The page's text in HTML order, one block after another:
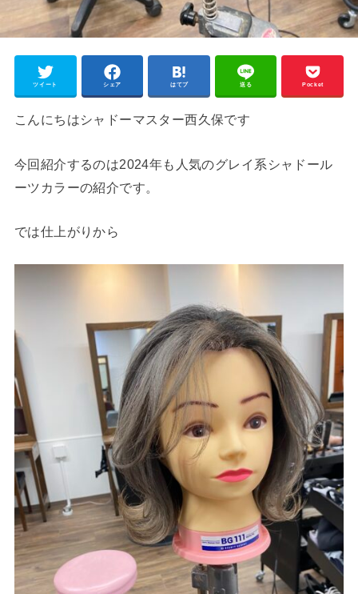
ツイート シェア はてブ 送る Pocket
こんにちはシャドーマスター西久保です
今回紹介するのは2024年も人気のグレイ系シャドール
ーツカラーの紹介です。
では仕上がりから